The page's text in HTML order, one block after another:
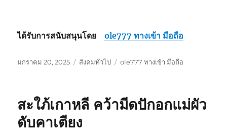
ได้รับการสนับสนุนโดยole777 ทางเข้า มือถือ
เขียน
มกราคม 20, 2025
หมวด
สังคมทั่วไป
ป้าย
ole777 ทางเข้า มือถือ
สะใภ้เกาหลี คว้ามีดปักอกแม่ผัว
ดับคาเตียง